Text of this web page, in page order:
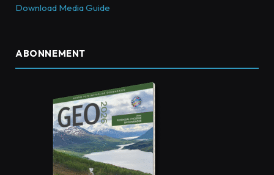
Download Media Guide
ABONNEMENT